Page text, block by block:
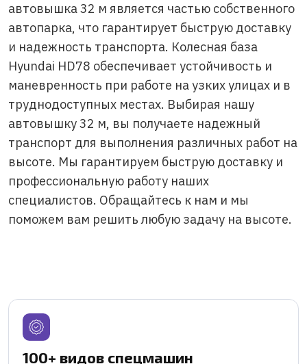
автовышка 32 м является частью собственного
автопарка, что гарантирует быструю доставку
и надежность транспорта. Колесная база
Hyundai HD78 обеспечивает устойчивость и
маневренность при работе на узких улицах и в
труднодоступных местах. Выбирая нашу
автовышку 32 м, вы получаете надежный
транспорт для выполнения различных работ на
высоте. Мы гарантируем быструю доставку и
профессиональную работу наших
специалистов. Обращайтесь к нам и мы
поможем вам решить любую задачу на высоте.
100+ видов спецмашин